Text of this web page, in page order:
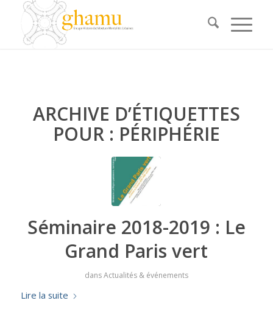
ARCHIVE D’ÉTIQUETTES
POUR : PÉRIPHÉRIE
Séminaire 2018-2019 : Le
Grand Paris vert
dansActualités & événements
Lire la suite